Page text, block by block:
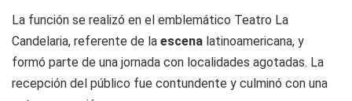
La función se realizó en el emblemático Teatro La
Candelaria, referente de la escena latinoamericana, y
formó parte de una jornada con localidades agotadas. La
recepción del público fue contundente y culminó con una